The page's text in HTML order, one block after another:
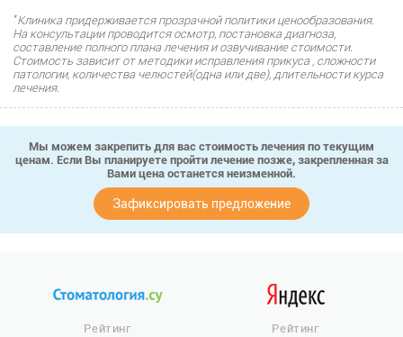
*Клиника придерживается прозрачной политики ценообразования.
На консультации проводится осмотр, постановка диагноза,
составление полного плана лечения и озвучивание стоимости.
Стоимость зависит от методики исправления прикуса , сложности
патологии, количества челюстей(одна или две), длительности курса
лечения.
Мы можем закрепить для вас стоимость лечения по текущим
ценам. Если Вы планируете пройти лечение позже, закрепленная за
Вами цена останется неизменной.
Зафиксировать предложение
Рейтинг Рейтинг